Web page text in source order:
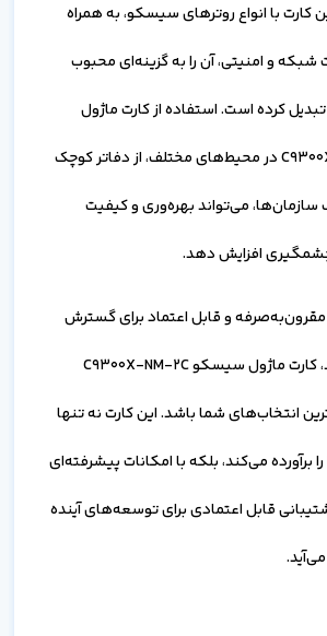
کارت با انواع روترهای سیسکو، به همراه
و امنیتی، آن را به گزینه‌ای محبوب
کرده است. استفاده از کارت ماژول
سیسکو C9300X-NM-2C در محیط‌های مختلف، از دفاتر کوچک
می‌تواند بهره‌وری و کیفیت
چشمگیری افزایش دهد.
مقرون‌به‌صرفه و قابل اعتماد برای گسترش
شبکه خود هستید، کارت ماژول سیسکو C9300X-NM-2C
انتخاب‌های شما باشد. این کارت نه تنها
برآورده می‌کند، بلکه با امکانات پیشرفته‌ای
قابل اعتمادی برای توسعه‌های آینده